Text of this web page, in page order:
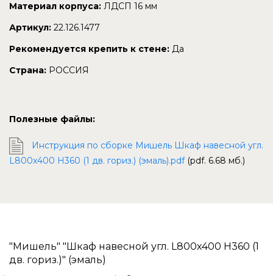
"Мишель" "Шкаф навесной угл. L800х400 H360 (1
дв. гориз.)" (эмаль)
Материал корпуса: ЛДСП 16 мм
Артикул: 22.126.1477
Рекомендуется крепить к стене: Да
Страна: РОССИЯ
Полезные файлы:
Инструкция по сборке Мишель Шкаф навесной угл.
L800х400 H360 (1 дв. гориз.) (эмаль).pdf (pdf. 6.68 мб.)